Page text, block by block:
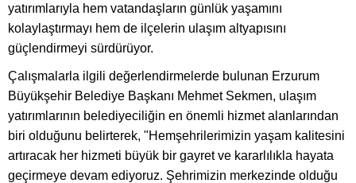
yatırımlarıyla hem vatandaşların günlük yaşamını
kolaylaştırmayı hem de ilçelerin ulaşım altyapısını
güçlendirmeyi sürdürüyor.
Çalışmalarla ilgili değerlendirmelerde bulunan Erzurum
Büyükşehir Belediye Başkanı Mehmet Sekmen, ulaşım
yatırımlarının belediyeciliğin en önemli hizmet alanlarından
biri olduğunu belirterek, "Hemşehrilerimizin yaşam kalitesini
artıracak her hizmeti büyük bir gayret ve kararlılıkla hayata
geçirmeye devam ediyoruz. Şehrimizin merkezinde olduğu